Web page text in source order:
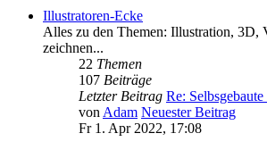
Illustratoren-Ecke
Alles zu den Themen: Illustration, 3D,
zeichnen...
22 Themen
107 Beiträge
Letzter Beitrag Re:
vonAdam Neuester Beitrag
Fr 1. Apr 2022, 17:08